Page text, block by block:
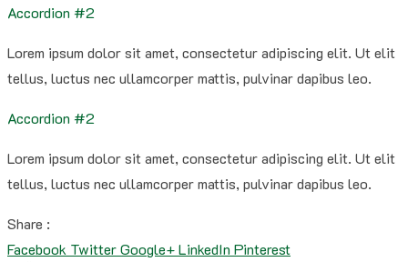
Accordion #2
Lorem ipsum dolor sit amet, consectetur adipiscing elit. Ut elit
tellus, luctus nec ullamcorper mattis, pulvinar dapibus leo.
Accordion #2
Lorem ipsum dolor sit amet, consectetur adipiscing elit. Ut elit
tellus, luctus nec ullamcorper mattis, pulvinar dapibus leo.
Share :
Facebook TwitterGoogle+LinkedIn Pinterest